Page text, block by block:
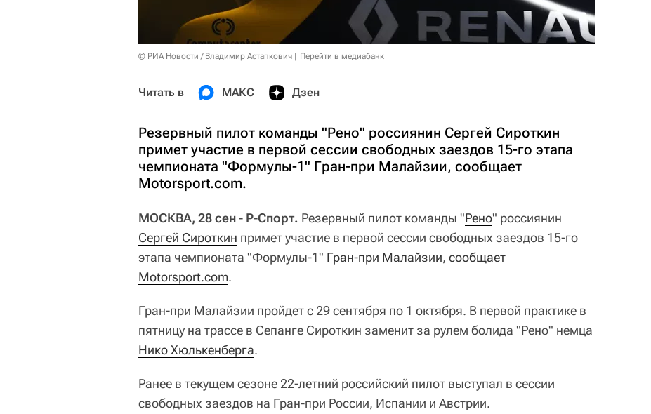
© РИА Новости / Владимир Астапкович Перейти в медиабанк
Читать в МАКС Дзен
Резервный пилот команды "Рено" россиянин Сергей Сироткин
примет участие в первой сессии свободных заездов 15-го этапа
чемпионата "Формулы-1" Гран-при Малайзии, сообщает
Motorsport.com.
МОСКВА, 28 сен - Р-Спорт. Резервный пилот команды "Рено" россиянин
Сергей Сироткин примет участие в первой сессии свободных заездов 15-го
этапа чемпионата "Формулы-1" Гран-при Малайзии, сообщает
Motorsport.com.
Гран-при Малайзии пройдет с 29 сентября по 1 октября. В первой практике в
пятницу на трассе в Сепанге Сироткин заменит за рулем болида "Рено" немца
Нико Хюлькенберга.
Ранее в текущем сезоне 22-летний российский пилот выступал в сессии
свободных заездов на Гран-при России, Испании и Австрии.